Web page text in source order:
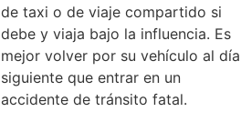
de taxi o de viaje compartido si
debe y viaja bajo la influencia. Es
mejor volver por su vehículo al día
siguiente que entrar en un
accidente de tránsito fatal.